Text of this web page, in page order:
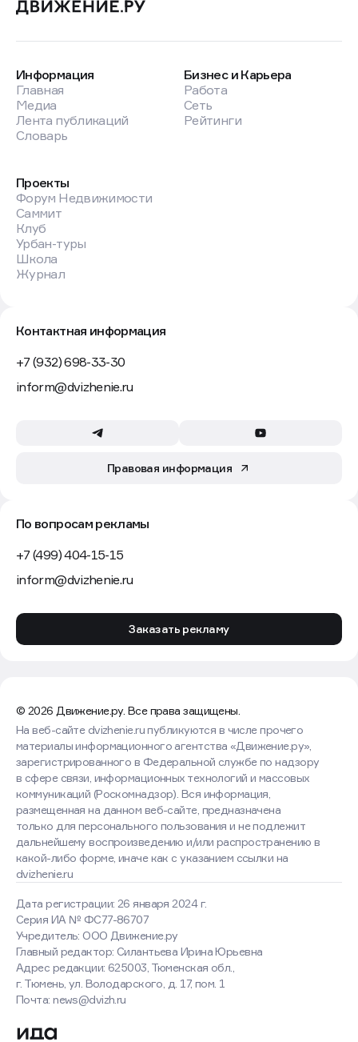
Информация
Главная
Медиа
Лента публикаций
Словарь
Бизнес и Карьера
Работа
Сеть
Рейтинги
Проекты
Форум Недвижимости
Саммит
Клуб
Урбан-туры
Школа
Журнал
Контактная информация
+7 (932) 698-33-30
inform@dvizhenie.ru
Правовая информация
По вопросам рекламы
+7 (499) 404-15-15
inform@dvizhenie.ru
Заказать рекламу
© 2026 Движение.ру. Все права защищены.
Дата регистрации: 26 января 2024 г.
Серия ИА № ФС77-86707
Учредитель: ООО Движение.ру
Главный редактор: Силантьева Ирина Юрьевна
Адрес редакции: 625003, Тюменская обл.,
г. Тюмень, ул. Володарского, д. 17, пом. 1
Почта: news@dvizh.ru
На веб-сайте dvizhenie.ru публикуются в числе прочего
материалы информационного агентства «Движение.ру»,
зарегистрированного в Федеральной службе по надзору
в сфере связи, информационных технологий и массовых
коммуникаций (Роскомнадзор). Вся информация,
размещенная на данном веб-сайте, предназначена
только для персонального пользования и не подлежит
дальнейшему воспроизведению и/или распространению в
какой-либо форме, иначе как с указанием ссылки на
dvizhenie.ru
Оставаясь на сайте, вы
соглашаетесь с использованием